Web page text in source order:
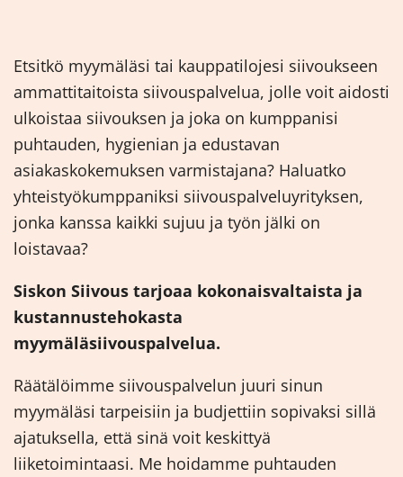
Etsitkö myymäläsi tai kauppatilojesi siivoukseen
ammattitaitoista siivouspalvelua, jolle voit aidosti
ulkoistaa siivouksen ja joka on kumppanisi
puhtauden, hygienian ja edustavan
asiakaskokemuksen varmistajana? Haluatko
yhteistyökumppaniksi siivouspalveluyrityksen,
jonka kanssa kaikki sujuu ja työn jälki on
loistavaa?
Siskon Siivous tarjoaa kokonaisvaltaista ja
kustannustehokasta
myymäläsiivouspalvelua.
Räätälöimme siivouspalvelun juuri sinun
myymäläsi tarpeisiin ja budjettiin sopivaksi sillä
ajatuksella, että sinä voit keskittyä
liiketoimintaasi. Me hoidamme puhtauden